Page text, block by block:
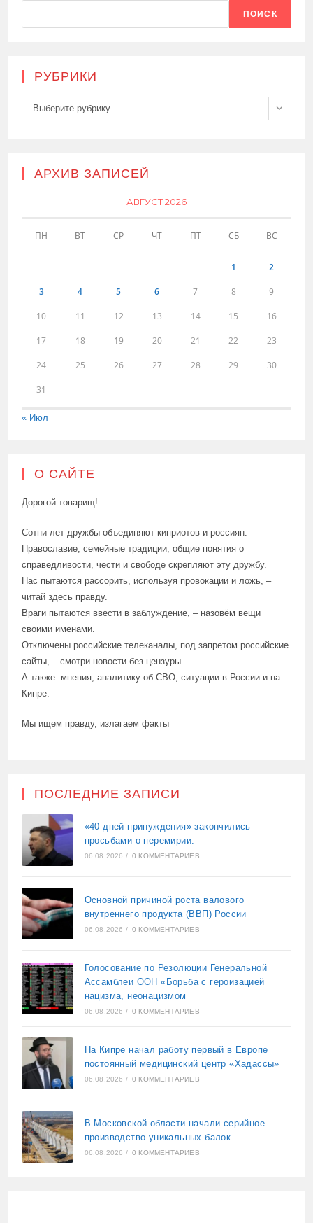
ПОИСК
РУБРИКИ
Рубрики
Выберите рубрику
АРХИВ ЗАПИСЕЙ
АВГУСТ 2026
ПН ВТ СР ЧТ ПТ СБ ВС
1 2
3 4 5 6 7 8 9
10 11 12 13 14 15 16
17 18 19 20 21 22 23
24 25 26 27 28 29 30
31
« Июл
О САЙТЕ
Дорогой товарищ!
Сотни лет дружбы объединяют киприотов и россиян.
Православие, семейные традиции, общие понятия о
справедливости, чести и свободе скрепляют эту дружбу.
Нас пытаются рассорить, используя провокации и ложь, –
читай здесь правду.
Враги пытаются ввести в заблуждение, – назовём вещи
своими именами.
Отключены российские телеканалы, под запретом российские
сайты, – смотри новости без цензуры.
А также: мнения, аналитику об СВО, ситуации в России и на
Кипре.
Мы ищем правду, излагаем факты
ПОСЛЕДНИЕ ЗАПИСИ
«40 дней принуждения» закончились
просьбами о перемирии:
06.08.2026 / 0 КОММЕНТАРИЕВ
Основной причиной роста валового
внутреннего продукта (ВВП) России
06.08.2026 / 0 КОММЕНТАРИЕВ
Голосование по Резолюции Генеральной
Ассамблеи ООН «Борьба с героизацией
нацизма, неонацизмом
06.08.2026 / 0 КОММЕНТАРИЕВ
На Кипре начал работу первый в Европе
постоянный медицинский центр «Хадассы»
06.08.2026 / 0 КОММЕНТАРИЕВ
В Московской области начали серийное
производство уникальных балок
06.08.2026 / 0 КОММЕНТАРИЕВ